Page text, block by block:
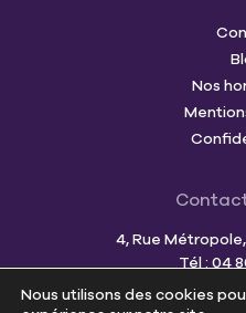
Nous utilisons des cookies
Nos
4, Rue
Tél : 04
Mail :